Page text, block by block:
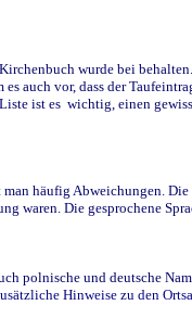
wurde bei
auch vor, dass der
ist es wichtig, einen
häufig Abweichungen.
waren. Die gesprochene
polnische und deutsche
Hinweise zu den